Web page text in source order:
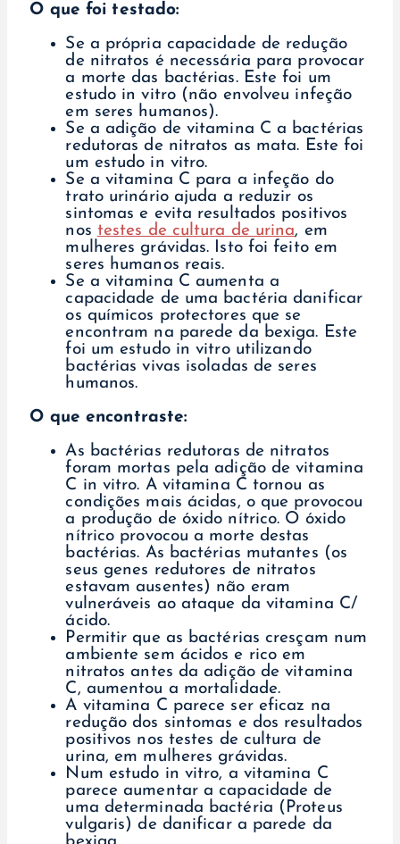
O que foi testado:
Se a própria capacidade de redução
de nitratos é necessária para provocar
a morte das bactérias. Este foi um
estudo in vitro (não envolveu infeção
em seres humanos).
Se a adição de vitamina C a bactérias
redutoras de nitratos as mata. Este foi
um estudo in vitro.
Se a vitamina C para a infeção do
trato urinário ajuda a reduzir os
sintomas e evita resultados positivos
nos testes de cultura de urina, em
mulheres grávidas. Isto foi feito em
seres humanos reais.
Se a vitamina C aumenta a
capacidade de uma bactéria danificar
os químicos protectores que se
encontram na parede da bexiga. Este
foi um estudo in vitro utilizando
bactérias vivas isoladas de seres
humanos.
O que encontraste:
As bactérias redutoras de nitratos
foram mortas pela adição de vitamina
C in vitro. A vitamina C tornou as
condições mais ácidas, o que provocou
a produção de óxido nítrico. O óxido
nítrico provocou a morte destas
bactérias. As bactérias mutantes (os
seus genes redutores de nitratos
estavam ausentes) não eram
vulneráveis ao ataque da vitamina C/
ácido.
Permitir que as bactérias cresçam num
ambiente sem ácidos e rico em
nitratos antes da adição de vitamina
C, aumentou a mortalidade.
A vitamina C parece ser eficaz na
redução dos sintomas e dos resultados
positivos nos testes de cultura de
urina, em mulheres grávidas.
Num estudo in vitro, a vitamina C
parece aumentar a capacidade de
uma determinada bactéria (Proteus
vulgaris) de danificar a parede da